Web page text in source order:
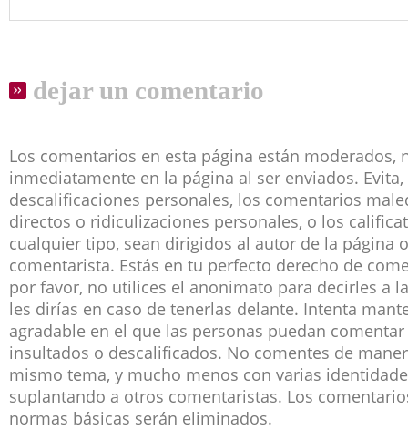
dejar un comentario
Los comentarios en esta página están moderados,
inmediatamente en la página al ser enviados.
descalificaciones personales, los comentarios
directos o ridiculizaciones personales, o los
cualquier tipo, sean dirigidos al autor de la página
comentarista. Estás en tu perfecto derecho de
por favor, no utilices el anonimato para decirles a
les dirías en caso de tenerlas delante. Intenta
agradable en el que las personas puedan
insultados o descalificados. No comentes de
mismo tema, y mucho menos con varias
suplantando a otros comentaristas. Los
normas básicas serán eliminados.